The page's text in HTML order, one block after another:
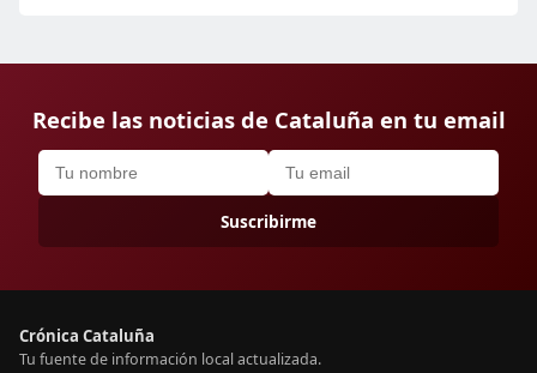
Recibe las noticias de Cataluña en tu email
Suscribirme
Crónica Cataluña
Tu fuente de información local actualizada.